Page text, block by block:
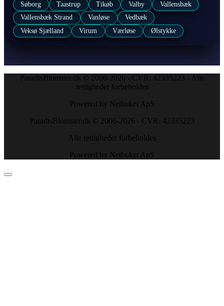
Søborg
Taastrup Tikøb Valby
Vallensbæk
Vallensbæk Strand
Vanløse
Vedbæk
Veksø Sjælland
Virum Værløse Ølstykke
ParadisBlomster.dk © 2006-2026 - CVR: 42335223 - Alle
rettigheder forbeholdes
Powered by Netbuket ApS
ParadisBlomster.dk © 2006-2026 - CVR: 42335223
Alle rettigheder forbeholdes
Powered by Netbuket ApS